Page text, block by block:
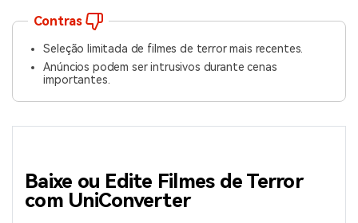
Contras
Seleção limitada de filmes de terror mais recentes.
Anúncios podem ser intrusivos durante cenas
importantes.
Baixe ou Edite Filmes de Terror
com UniConverter